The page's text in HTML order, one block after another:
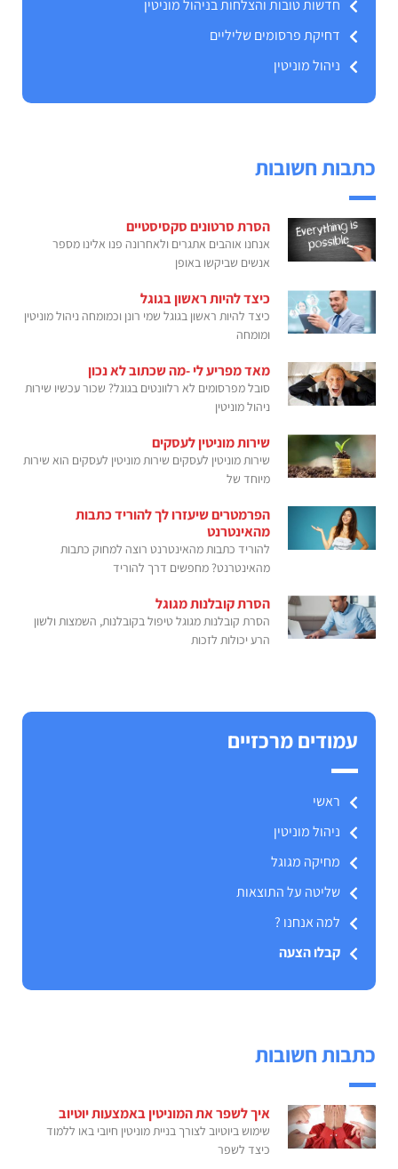
חדשות טובות והצלחות בניהול מוניטין
דחיקת פרסומים שליליים
ניהול מוניטין
כתבות חשובות
הסרת סרטונים סקסיסטיים
אנחנו אוהבים אתגרים ולאחרונה פנו אלינו מספר
אנשים שביקשו באופן
כיצד להיות ראשון בגוגל
כיצד להיות ראשון בגוגל שמי רונן וכמומחה ניהול מוניטין
ומומחה
מאד מפריע לי -מה שכתוב לא נכון
סובל מפרסומים לא רלוונטים בגוגל? שכור עכשיו שירות
ניהול מוניטין
שירות מוניטין לעסקים
שירות מוניטין לעסקים שירות מוניטין לעסקים הוא שירות
מיוחד של
הפרמטרים שיעזרו לך להוריד כתבות
מהאינטרנט
להוריד כתבות מהאינטרנט רוצה למחוק כתבות
מהאינטרנט? מחפשים דרך להוריד
הסרת קובלנות מגוגל
הסרת קובלנות מגוגל טיפול בקובלנות, השמצות ולשון
הרע יכולות לזכות
עמודים מרכזיים
ראשי
ניהול מוניטין
מחיקה מגוגל
שליטה על התוצאות
למה אנחנו ?
קבלו הצעה
כתבות חשובות
איך לשפר את המוניטין באמצעות יוטיוב
שימוש ביוטיוב לצורך בניית מוניטין חיובי באו ללמוד
כיצד לשפר